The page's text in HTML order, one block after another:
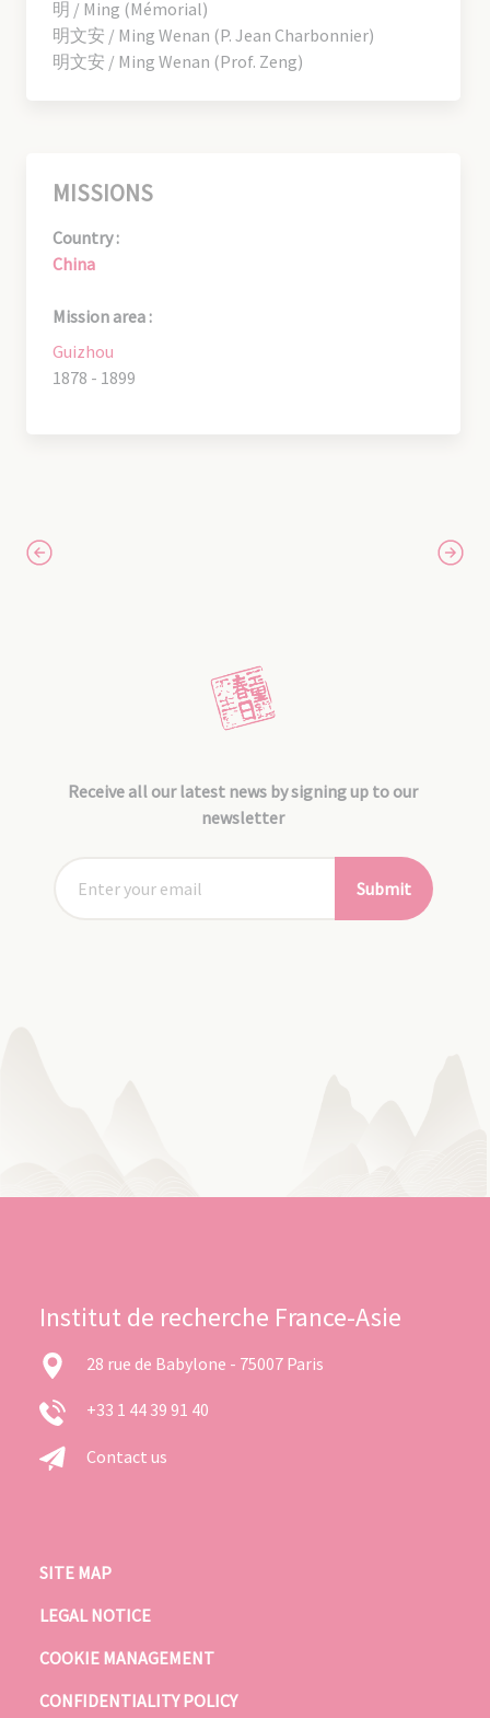
明 / Ming (Mémorial)
明文安 / Ming Wenan (P. Jean Charbonnier)
明文安 / Ming Wenan (Prof. Zeng)
MISSIONS
Country :
China
Mission area :
Guizhou
1878 - 1899
Receive all our latest news by signing up to our
newsletter
Submit
Institut de recherche France-Asie
28 rue de Babylone - 75007 Paris
+33 1 44 39 91 40
Contact us
SITE MAP
LEGAL NOTICE
COOKIE MANAGEMENT
CONFIDENTIALITY POLICY